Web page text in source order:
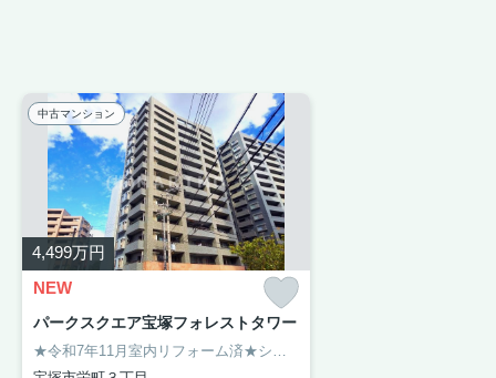
中古マンション
4,499万円
NEW
パークスクエア宝塚フォレストタワー
★令和7年11月室内リフォーム済★システムキッチン新調・ユニットバス新調・洗面台新調・トイレ新調・クロス張替・フローリング張替・ＣＦ張替・建具交換・分電盤交換・スイッチコンセント交換等【おすすめポイント】南西角住戸・ペット飼育可（規約制限有）・オール洋室の間取り・南西向きバルコニーにつき陽当り良好です。ご内覧希望の際はお気軽にお問い合わせください。